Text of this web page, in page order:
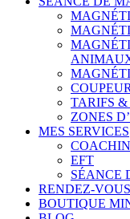
TARIFS &
ZONES
MES SERVICES
EFT
SÉANCE
RENDEZ-VOUS
BOUTIQUE